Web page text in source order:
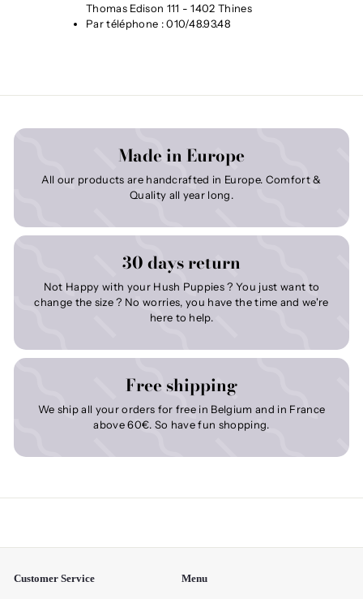
Thomas Edison 111 - 1402 Thines
Par téléphone : 010/48.93.48
Made in Europe
All our products are handcrafted in Europe. Comfort &
Quality all year long.
30 days return
Not Happy with your Hush Puppies ? You just want to
change the size ? No worries, you have the time and we're
here to help.
Free shipping
We ship all your orders for free in Belgium and in France
above 60€. So have fun shopping.
Customer Service Menu